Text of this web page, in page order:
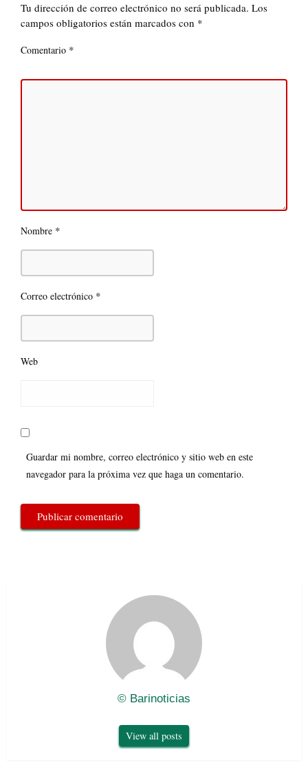
Tu dirección de correo electrónico no será publicada. Los
campos obligatorios están marcados con *
Comentario *
Nombre *
Correo electrónico *
Web
Guardar mi nombre, correo electrónico y sitio web en este
navegador para la próxima vez que haga un comentario.
© Barinoticias
View all posts